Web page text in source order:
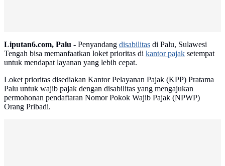
Liputan6.com, Palu - Penyandang disabilitas di Palu, Sulawesi
Tengah bisa memanfaatkan loket prioritas di kantor pajak setempat
untuk mendapat layanan yang lebih cepat.
Loket prioritas disediakan Kantor Pelayanan Pajak (KPP) Pratama
Palu untuk wajib pajak dengan disabilitas yang mengajukan
permohonan pendaftaran Nomor Pokok Wajib Pajak (NPWP)
Orang Pribadi.